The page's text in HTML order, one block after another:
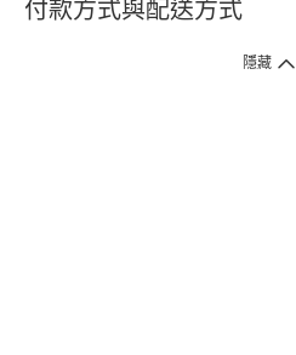
付款方式與配送方式
隱藏